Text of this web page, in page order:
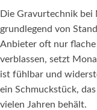
Die Gravurtechnik
grundlegend von
Anbieter oft nur flache
verblassen, setzt
ist fühlbar und
ein Schmuckstück,
vielen Jahren behält.